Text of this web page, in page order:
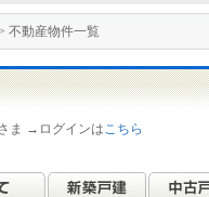
不動産物件一覧
ま →ログインはこちら